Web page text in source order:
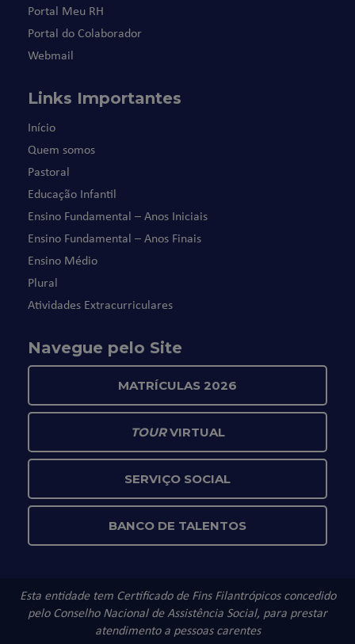
Portal Meu RH
Portal do Colaborador
Webmail
Links Importantes
Início
Quem somos
Pastoral
Educação Infantil
Ensino Fundamental – Anos Iniciais
Ensino Fundamental – Anos Finais
Ensino Médio
Plural
Atividades Extracurriculares
Navegue pelo Site
MATRÍCULAS 2026
TOURVIRTUAL
SERVIÇO SOCIAL
BANCO DE TALENTOS
Esta entidade tem Certificado de Fins Filantrópicos concedido
pelo Conselho Nacional de Assistência Social, para prestar
atendimento a pessoas carentes